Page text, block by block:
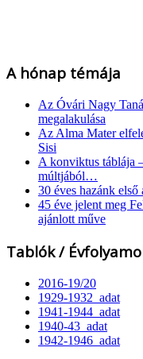
A hónap témája
Az Óvári Nagy
megalakulása
Az Alma Mater
Sisi
A konviktus táblája
múltjából…
30 éves hazánk
45 éve jelent meg
ajánlott műve
Tablók /
2016-19/20
1929-1932_adat
1941-1944_adat
1940-43_adat
1942-1946_adat